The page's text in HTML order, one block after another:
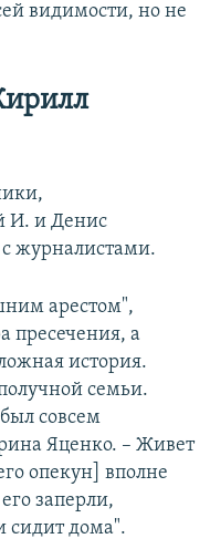
видимости, но не
И. и Денис
с журналистами.
арестом",
пресечения, а
история.
семьи.
совсем
Яценко. – Живет
опекун] вполне
заперли,
сидит дома".